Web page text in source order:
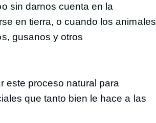
sin darnos cuenta en la
en tierra, o cuando los animales
gusanos y otros
este proceso natural para
que tanto bien le hace a las